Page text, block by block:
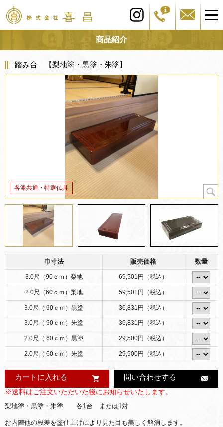
商品紹介
踏み台 【梨地塗・黒塗・朱塗】
各派共通・特選仏具
巾寸法 販売価格 数量
3.0尺（90ｃｍ）梨地 69,501円（税込）
2.0尺（60ｃｍ）梨地 59,501円（税込）
3.0尺（ 90ｃｍ）黒塗 36,831円（税込）
3.0尺（ 90ｃｍ）朱塗 36,831円（税込）
2.0尺（ 60ｃｍ）黒塗 29,500円（税込）
2.0尺（ 60ｃｍ）朱塗 29,500円（税込）
カートに入れる 問い合わせする
※送料はご注文いただいた後にお知らせいたします。
梨地塗・黒塗・朱塗 各1台 または1対
お内陣他の段差を塗仕上げにより見た目も美しく解消します。